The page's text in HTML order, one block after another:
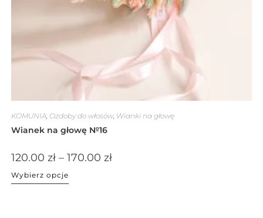
KOMUNIA, Ozdoby do włosów, Wianki na głowę
Wianek na głowę №16
120.00 zł – 170.00 zł
Wybierz opcje